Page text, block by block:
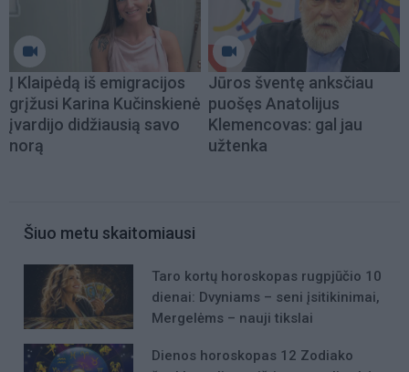
Į Klaipėdą iš emigracijos
grįžusi Karina Kučinskienė
įvardijo didžiausią savo
norą
Jūros šventę anksčiau
puošęs Anatolijus
Klemencovas: gal jau
užtenka
Šiuo metu skaitomiausi
Taro kortų horoskopas rugpjūčio 10
dienai: Dvyniams – seni įsitikinimai,
Mergelėms – nauji tikslai
Dienos horoskopas 12 Zodiako